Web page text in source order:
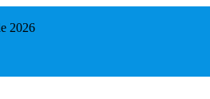
2026